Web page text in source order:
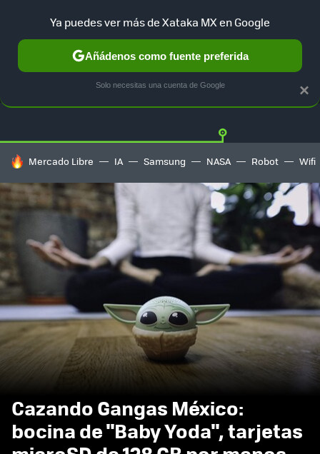
GUÍA DE COMPRAS MERCADO LIBRE
HOY SE HABLA DE
Mercado Libre IA Samsung NASA Robot Wifi
Cazando Gangas México:
bocina de "Baby Yoda", tarjetas
×
Ya puedes ver más de Xataka MX en Google
Añádenos como fuente preferida
Solo necesitas una cuenta de Google